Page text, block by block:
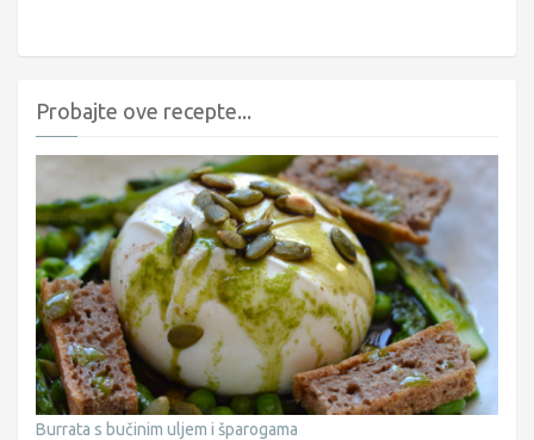
Probajte ove recepte...
Burrata s bučinim uljem i šparogama